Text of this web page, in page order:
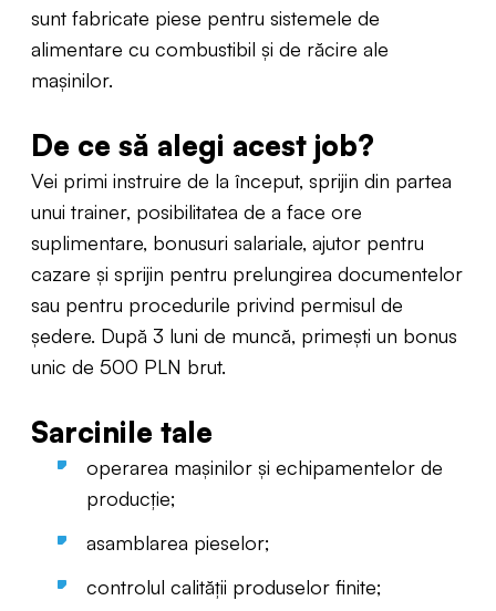
sunt fabricate piese pentru sistemele de
alimentare cu combustibil și de răcire ale
mașinilor.
De ce să alegi acest job?
Vei primi instruire de la început, sprijin din partea
unui trainer, posibilitatea de a face ore
suplimentare, bonusuri salariale, ajutor pentru
cazare și sprijin pentru prelungirea documentelor
sau pentru procedurile privind permisul de
ședere. După 3 luni de muncă, primești un bonus
unic de 500 PLN brut.
Sarcinile tale
operarea mașinilor și echipamentelor de
producție;
asamblarea pieselor;
controlul calității produselor finite;